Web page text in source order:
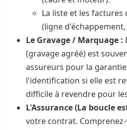
La liste et les
(ligne
Le Gravage / Marquage :
(gravage agréé) est
assureurs pour la
l'identification si elle est
difficile à revendre pour
L'Assurance (La boucle
votre contrat. Comprenez-